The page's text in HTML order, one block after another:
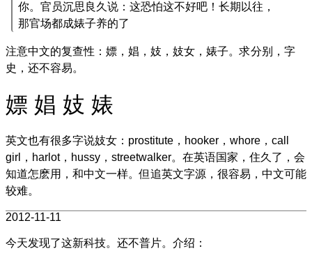
你。官员沉思良久说：这恐怕这不好吧！长期以往，
那官场都成婊子养的了
注意中文的复查性：嫖，娼，妓，妓女，婊子。求分别，字
史，还不容易。
嫖 娼 妓 婊
英文也有很多字说妓女：prostitute，hooker，whore，call
girl，harlot，hussy，streetwalker。在英语国家，住久了，会
知道怎麽用，和中文一样。但追英文字源，很容易，中文可能
较难。
2012-11-11
今天发现了这新科技。还不普片。介绍：